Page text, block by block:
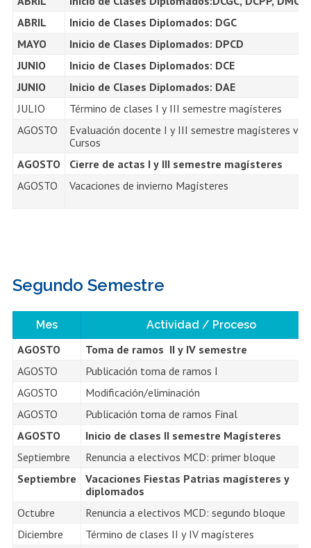
ABRIL
Inicio de Clases Diplomados: DGC
MAYO
Inicio de Clases Diplomados: DPCD
JUNIO
Inicio de Clases Diplomados: DCE
JUNIO
Inicio de Clases Diplomados: DAE
JULIO
Término de clases I y III semestre magísteres
AGOSTO
Evaluación docente I y III semestre magísteres vía
Cursos
AGOSTO
Cierre de actas I y III semestre magísteres
AGOSTO
Vacaciones de invierno Magísteres
Segundo Semestre
Mes Actividad / Proceso
AGOSTO
Toma de ramos II y IV semestre
AGOSTO
Publicación toma de ramos I
AGOSTO
Modificación/eliminación
AGOSTO
Publicación toma de ramos Final
AGOSTO
Inicio de clases II semestre Magísteres
Septiembre
Renuncia a electivos MCD: primer bloque
Septiembre
Vacaciones Fiestas Patrias magísteres y
diplomados
Octubre
Renuncia a electivos MCD: segundo bloque
Diciembre
Término de clases II y IV magísteres